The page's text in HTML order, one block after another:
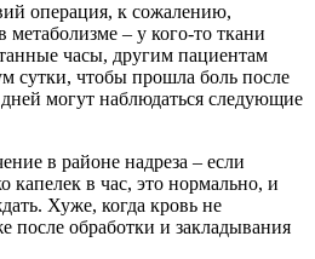
операция, к сожалению,
метаболизме – у кого-то ткани
часы, другим пациентам
сутки, чтобы прошла боль после
могут наблюдаться следующие
в районе надреза – если
капелек в час, это нормально, и
Хуже, когда кровь не
после обработки и закладывания